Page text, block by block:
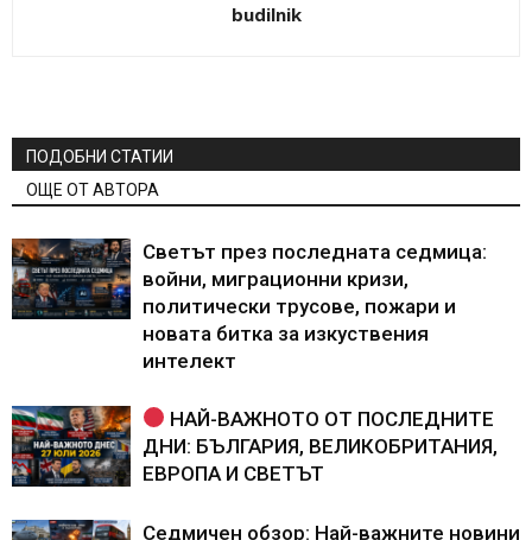
budilnik
ПОДОБНИ СТАТИИ
ОЩЕ ОТ АВТОРА
Светът през последната седмица:
войни, миграционни кризи,
политически трусове, пожари и
новата битка за изкуствения
интелект
НАЙ-ВАЖНОТО ОТ ПОСЛЕДНИТЕ
ДНИ: БЪЛГАРИЯ, ВЕЛИКОБРИТАНИЯ,
ЕВРОПА И СВЕТЪТ
Седмичен обзор: Най-важните новини